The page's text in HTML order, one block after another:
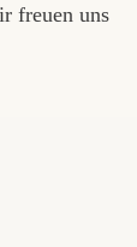
freuen uns